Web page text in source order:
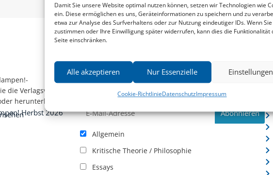
Damit Sie unsere Website optimal nutzen können, setzen wir Technologien wie
ein. Diese ermöglichen es uns, Geräteinformationen zu speichern und zu
etwa zur Analyse des Surfverhaltens oder zur Nutzung eindeutiger IDs. Wenn
zustimmen oder Ihre Einwilligung später widerrufen, kann dies die Funktionalität
Seite einschränken.
Alle akzeptieren Nur Essenzielle Einstellungen
Cookie-RichtlinieDatenschutzImpressum
die Verlagsvorschau –
herunterladen.
Herbst 2026
Newsletter
News zu aktuellen Neuheiten und Nachrichten im zu
Klampen! Verlag – jederzeit wieder abbestellbar.
Allgemein
Kritische Theorie / Philosophie
Essays